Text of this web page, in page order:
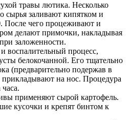
травы лютика. Несколько
сырья заливают кипятком и
После чего процеживают и
делают примочки, накладывая
заложенности.
воспалительный процесс,
белокочанной. Его тщательно
(предварительно подержав в
прикладывают на нос. Процедура
часа.
применяют сырой картофель.
кусочки и крепят бинтом к